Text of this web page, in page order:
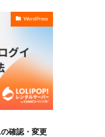
WordPress
確認・変更